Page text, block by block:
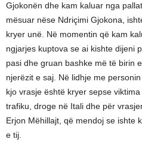
Gjokonën dhe kam kaluar nga
mësuar nëse Ndriçimi Gjokona,
kryer unë. Në momentin që kam
ngjarjes kuptova se ai kishte dijeni
pasi dhe gruan bashke më të birin
njerëzit e saj. Në lidhje me
kjo vrasje është kryer sepse
trafiku, droge në Itali dhe për
Erjon Mëhillajt, që mendoj se ishte
e tij.